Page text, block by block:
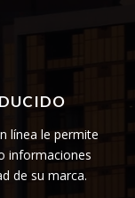
línea le permite
informaciones
de su marca.